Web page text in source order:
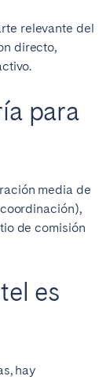
relevante del
directo,
para
media de
de comisión
es
hay